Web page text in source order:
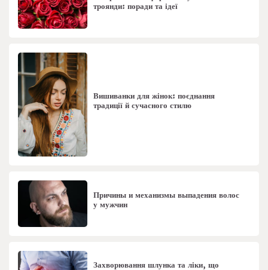
троянди: поради та ідеї
Вишиванки для жінок: поєднання
традиції й сучасного стилю
Причины и механизмы выпадения волос
у мужчин
Захворювання шлунка та ліки, що